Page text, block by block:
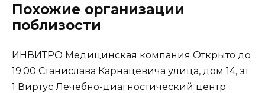
Похожие организации
поблизости
ИНВИТРО Медицинская компания Открыто до
19:00 Станислава Карнацевича улица, дом 14, эт.
1 Виртус Лечебно-диагностический центр